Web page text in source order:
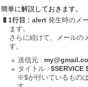
簡単に解説しておきます。
1行目 : alert 発生時のメ
ます。
さらに続けて、メールの
す。
送信元 :
タイトル : $SERVICE
※$が付いているもの